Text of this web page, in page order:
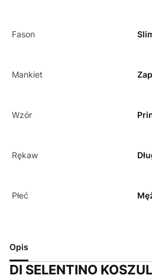
Fason
Mankiet
Wzór
Rękaw
Płeć
Opis
DI SELENTINO